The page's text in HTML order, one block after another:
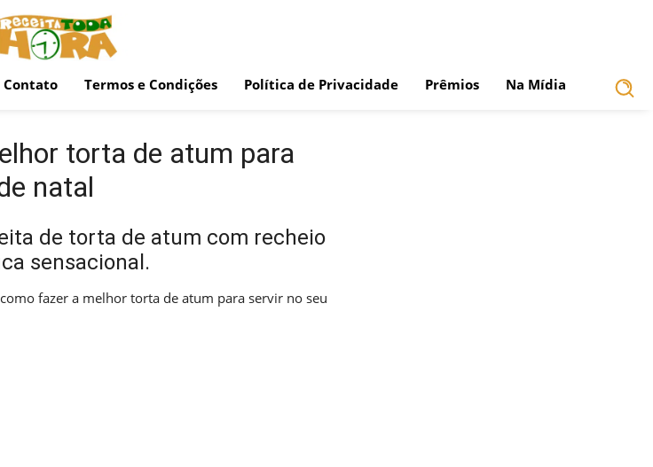
Contato Termos e Condições Política de Privacidade Prêmios Na Mídia
torta de atum para
natal
de torta de atum com recheio
sensacional.
fazer a melhor torta de atum para servir no seu